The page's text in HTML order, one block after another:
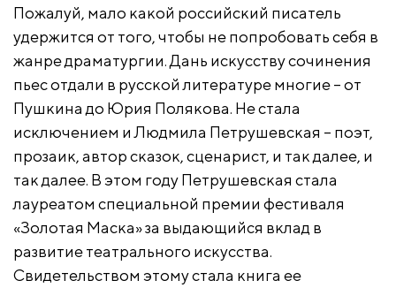
Пожалуй, мало какой российский писатель
удержится от того, чтобы не попробовать себя в
жанре драматургии. Дань искусству сочинения
пьес отдали в русской литературе многие – от
Пушкина до Юрия Полякова. Не стала
исключением и Людмила Петрушевская – поэт,
прозаик, автор сказок, сценарист, и так далее, и
так далее. В этом году Петрушевская стала
лауреатом специальной премии фестиваля
«Золотая Маска» за выдающийся вклад в
развитие театрального искусства.
Свидетельством этому стала книга ее